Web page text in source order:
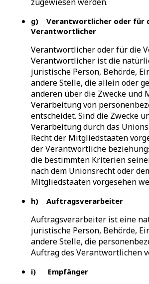
g) Verantwortlicher oder für
Verantwortlicher
Verantwortlicher oder für die
Verantwortlicher ist die
juristische Person, Behörde,
andere Stelle, die allein oder
anderen über die Zwecke und
Verarbeitung von
entscheidet. Sind die Zwecke
Verarbeitung durch das
Recht der Mitgliedstaaten
der Verantwortliche
die bestimmten Kriterien
nach dem Unionsrecht oder
Mitgliedstaaten vorgesehen
h) Auftragsverarbeiter
Auftragsverarbeiter ist eine
juristische Person, Behörde,
andere Stelle, die
Auftrag des Verantwortlichen
i) Empfänger